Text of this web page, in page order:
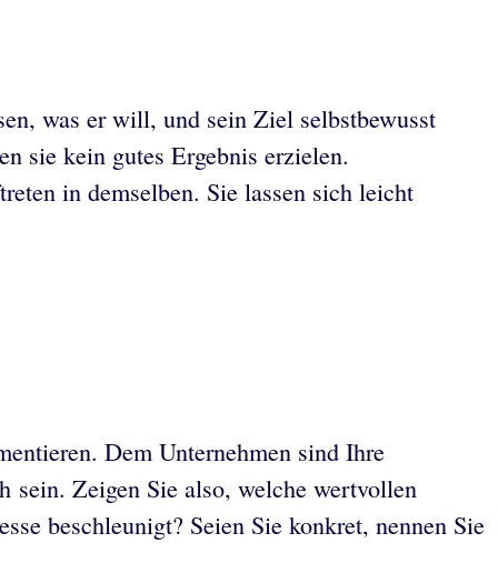
was er will, und sein Ziel selbstbewusst
sie kein gutes Ergebnis erzielen.
in demselben. Sie lassen sich leicht
Dem Unternehmen sind Ihre
sein. Zeigen Sie also, welche wertvollen
beschleunigt? Seien Sie konkret, nennen Sie